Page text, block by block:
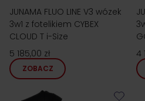
JUNAMA FLUO LINE V3 wózek
3w1 z fotelikiem CYBEX
CLOUD T i-Size
5 185,00 zł
ZOBACZ
4